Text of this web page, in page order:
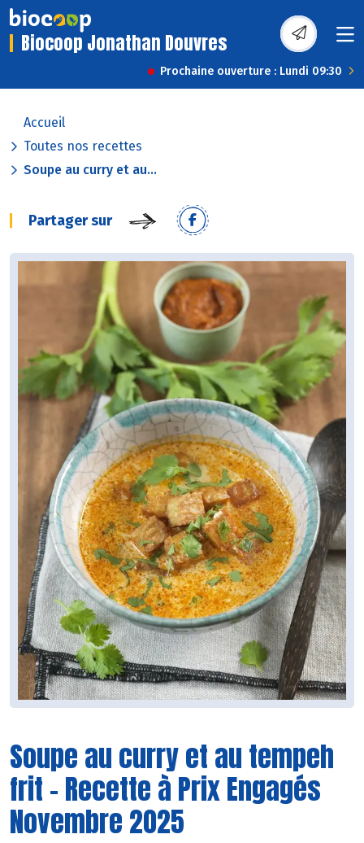
Biocoop Jonathan Douvres
Prochaine ouverture : Lundi 09:30
Accueil
Toutes nos recettes
Soupe au curry et au...
Partager sur
Soupe au curry et au tempeh
frit - Recette à Prix Engagés
Novembre 2025